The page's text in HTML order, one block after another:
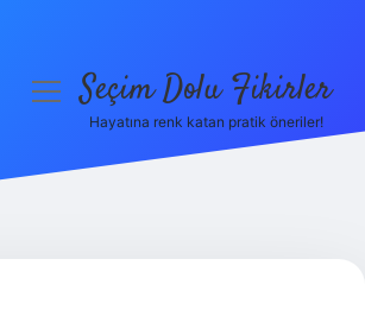
menüyüSeçim Dolu Fikirler
Hayatına renk katan pratik öneriler!